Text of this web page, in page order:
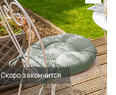
Скоро закончится